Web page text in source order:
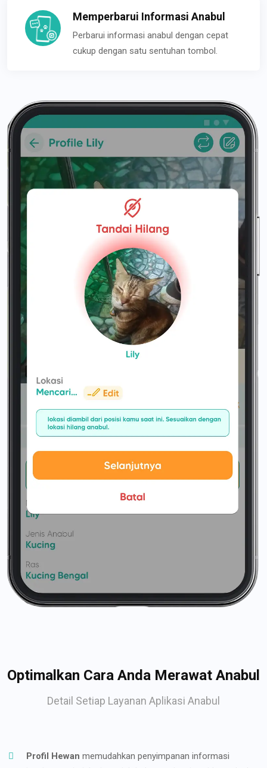
Memperbarui Informasi Anabul
Perbarui informasi anabul dengan cepat
cukup dengan satu sentuhan tombol.
Optimalkan Cara Anda Merawat Anabul
Detail Setiap Layanan Aplikasi Anabul
Profil Hewan memudahkan penyimpanan informasi